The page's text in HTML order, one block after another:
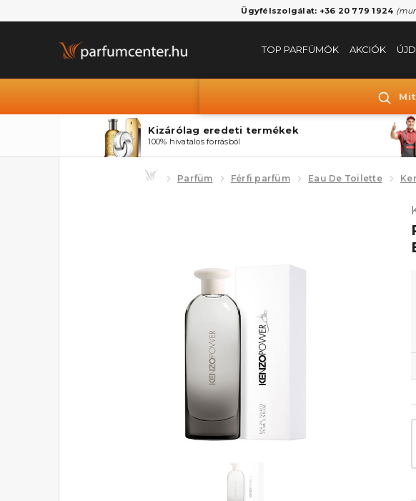
Ügyfélszolgálat: +36 20 779 1924
TOP PARFÜMÖK AKCIÓK
Kizárólag eredeti termékek
100% hivatalos forrásból
Parfüm Férfi parfüm Eau De Toilette